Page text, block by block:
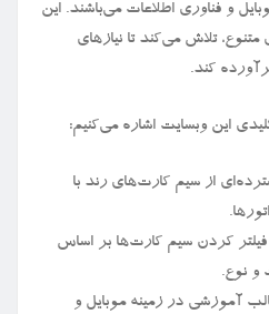
و فناوری اطلاعات می‌باشند. این
تلاش می‌کند تا نیازهای
کند.
این وبسایت اشاره می‌کنیم:
از سیم کارت‌های رند با
کردن سیم کارت‌ها بر اساس
و نوع.
آموزشی در زمینه موبایل و